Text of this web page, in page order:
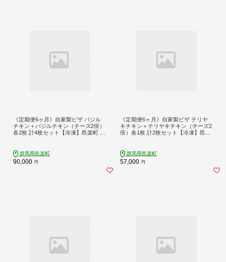
《定期便6ヶ月》自家製ピザ バジル
チキン＋バジルチキン（チーズ2倍）
各2枚 計4枚セット【冷凍】邑楽町 る
群馬県邑楽町
90,000 円
《定期便6ヶ月》自家製ピザ テリヤ
キチキン＋テリヤキチキン（チーズ2
倍）各1枚 計2枚セット【冷凍】邑楽
群馬県邑楽町
57,000 円